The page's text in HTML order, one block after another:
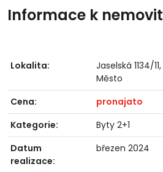
Informace k
Lokalita:
Jaselská 1134/
Město
Cena:
pronajato
Kategorie:
Byty 2+1
Datum
realizace:
březen 2024